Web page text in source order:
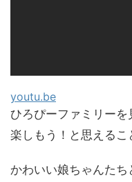
youtu.be
ひろぴーファミリー
楽しもう！と思える
かわいい娘ちゃんた